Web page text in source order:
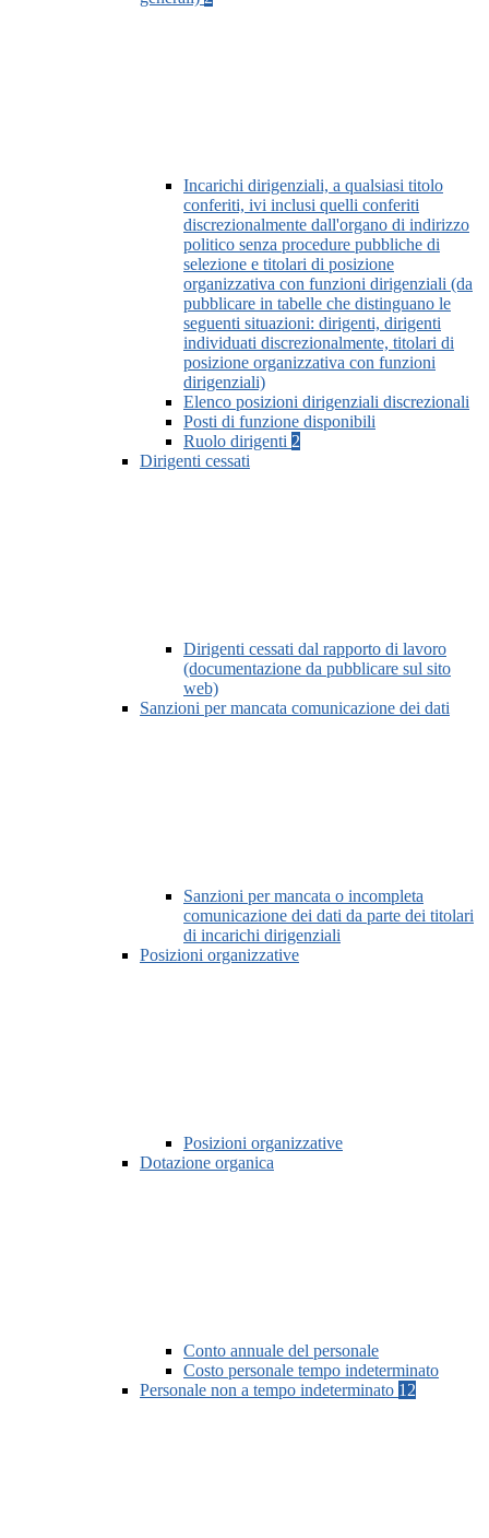
Incarichi dirigenziali, a qualsiasi titolo
conferiti, ivi inclusi quelli conferiti
discrezionalmente dall'organo di indirizzo
politico senza procedure pubbliche di
selezione e titolari di posizione
organizzativa con funzioni dirigenziali (da
pubblicare in tabelle che distinguano le
seguenti situazioni: dirigenti, dirigenti
individuati discrezionalmente, titolari di
posizione organizzativa con funzioni
dirigenziali)
Elenco posizioni dirigenziali discrezionali
Posti di funzione disponibili
Ruolo dirigenti 2
Dirigenti cessati
Dirigenti cessati dal rapporto di lavoro
(documentazione da pubblicare sul sito
web)
Sanzioni per mancata comunicazione dei dati
Sanzioni per mancata o incompleta
comunicazione dei dati da parte dei titolari
di incarichi dirigenziali
Posizioni organizzative
Posizioni organizzative
Dotazione organica
Conto annuale del personale
Costo personale tempo indeterminato
Personale non a tempo indeterminato 12